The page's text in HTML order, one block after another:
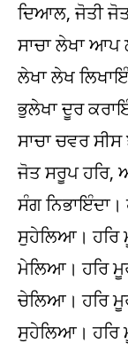
ਦਿਆਲ, ਜੋਤੀ
ਸਾਚਾ ਲੇਖਾ ਆਪ
ਲੇਖਾ ਲੇਖ
ਭੁਲੇਖਾ ਦੂਰ
ਸਾਚਾ ਚਵਰ
ਜੋਤ ਸਰੂਪ ਹਰਿ,
ਸੰਗ
ਸੁਹੇਲਿਆ। ਹਰਿ
ਮੇਲਿਆ। ਹਰਿ
ਚੇਲਿਆ। ਹਰਿ
ਸੁਹੇਲਿਆ। ਹਰਿ